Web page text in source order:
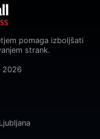
pomaga izboljšati
strank.
2026